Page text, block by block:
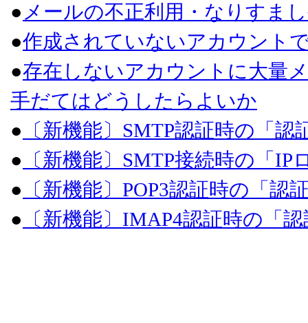
● メールの不正利用・なりすま
●作成されていないアカウント
●存在しないアカウントに大量
手だてはどうしたらよいか
● 〔新機能〕SMTP認証時の「
● 〔新機能〕SMTP接続時の「
● 〔新機能〕POP3認証時の「
● 〔新機能〕IMAP4認証時の「